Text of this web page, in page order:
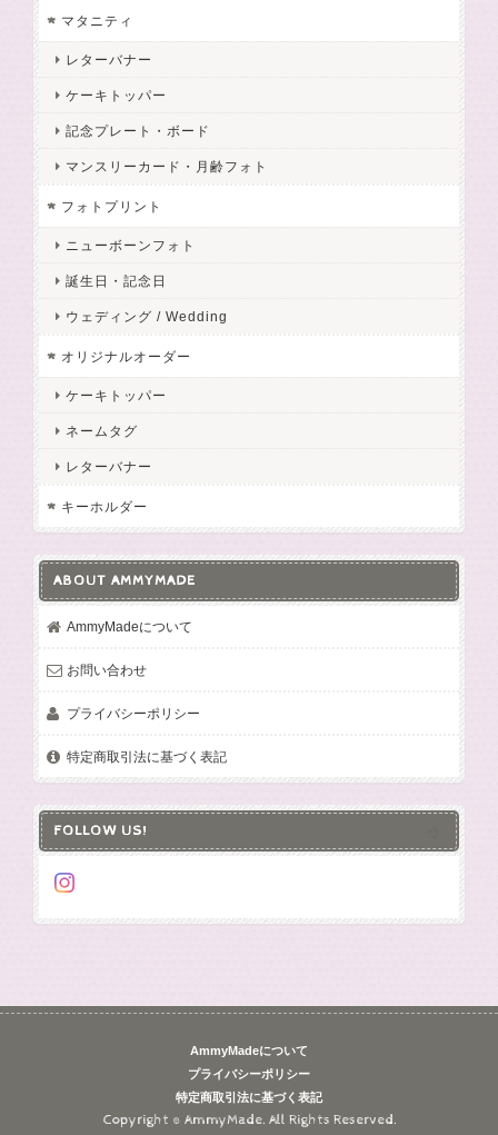
マタニティ
レターバナー
ケーキトッパー
記念プレート・ボード
マンスリーカード・月齢フォト
フォトプリント
ニューボーンフォト
誕生日・記念日
ウェディング / Wedding
オリジナルオーダー
ケーキトッパー
ネームタグ
レターバナー
キーホルダー
ABOUT AMMYMADE
AmmyMadeについて
お問い合わせ
プライバシーポリシー
特定商取引法に基づく表記
FOLLOW US!
AmmyMadeについて
プライバシーポリシー
特定商取引法に基づく表記
Copyright © AmmyMade. All Rights Reserved.